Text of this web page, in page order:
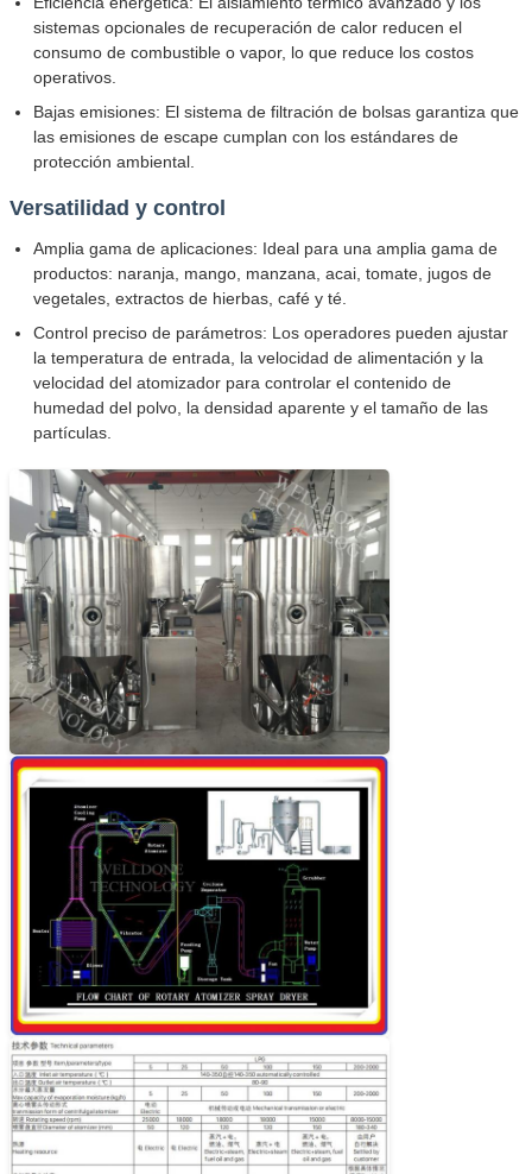
sistemas opcionales de recuperación de calor reducen el
consumo de combustible o vapor, lo que reduce los costos
operativos.
Bajas emisiones: El sistema de filtración de bolsas garantiza que
las emisiones de escape cumplan con los estándares de
protección ambiental.
Versatilidad y control
Amplia gama de aplicaciones: Ideal para una amplia gama de
productos: naranja, mango, manzana, acai, tomate, jugos de
vegetales, extractos de hierbas, café y té.
Control preciso de parámetros: Los operadores pueden ajustar
la temperatura de entrada, la velocidad de alimentación y la
velocidad del atomizador para controlar el contenido de
humedad del polvo, la densidad aparente y el tamaño de las
partículas.